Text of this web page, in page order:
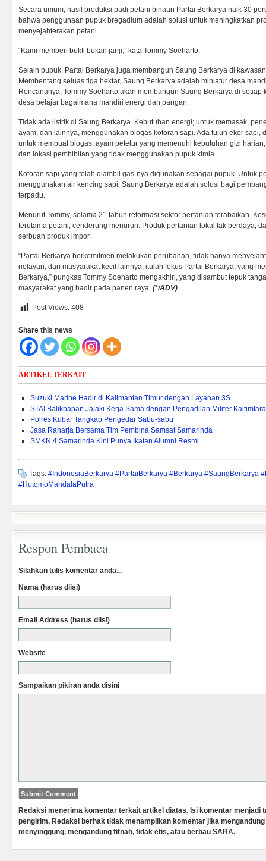
Secara umum, hasil produksi padi petani binaan Partai Berkarya naik 30
bahwa penggunaan pupuk bregadium adalah solusi untuk meningkatkan
menyejahterakan petani.
“Kami memberi bukti bukan janji,” kata Tommy Soeharto.
Selain pupuk, Partai Berkarya juga membangun Saung Berkarya di
Membentang seluas tiga hektar, Saung Berkarya adalah miniatur desa
Rencananya, Tommy Soeharto akan membangun Saung Berkarya di setiap
desa belajar bagaimana mandiri energi dan pangan.
Tidak ada listrik di Saung Berkarya. Kebutuhan energi; untuk memasak,
ayam, dan lainnya, menggunakan biogas kotoran sapi. Ada tujuh ekor sapi,
untuk membuat biogas, ayam petelur yang memenuhi kebutuhan gizi
dan lokasi pembibitan yang tidak menggunakan pupuk kimia.
Kotoran sapi yang telah diambil gas-nya digunakan sebagai pupuk. Untuk
menggunakan air kencing sapi. Saung Berkarya adalah solusi bagi
terpadu.
Menurut Tommy, selama 21 tahun reformasi sektor pertanian terabaikan.
terutama petani, cenderung menurun. Produk pertanian lokal tak berdaya,
serbuah produk impor.
“Partai Berkarya berkomitmen melakukan perubahan, tidak hanya
nelayan, dan masyarakat kecil lainnya, itulah fokus Partai Berkarya, yang
Berkarya,” pungkas Tommy Soeharto mengakhiri, yang disambut tepuk
masyarakat yang hadir pada panen raya. (*/ADV)
Post Views: 408
Share this news
ARTIKEL TERKAIT
Suzuki Marine Hadir di Kalimantan Timur dengan Layanan 3S
STAI Balikpapan Jajaki Kerja Sama dengan Pengadilan Militer Kaltimtara
Polres Kubar Tangkap Pengedar Sabu-sabu
Jasa Raharja Bersama Tim Pembina Samsat Samarinda
SMKN 4 Samarinda Kini Punya Ikatan Alumni Resmi
Tags: #IndonesiaBerkarya #PartaiBerkarya #Berkarya #SaungBerkarya
#HutomoMandalaPutra
Respon Pembaca
Silahkan tulis komentar anda...
Nama (harus diisi)
Email Address (harus diisi)
Website
Sampaikan pikiran anda disini
Redaksi menerima komentar terkait artikel diatas. Isi komentar menjadi
pengirim. Redaksi berhak tidak menampilkan komentar jika
menyinggung, mengandung fitnah, tidak etis, atau berbau SARA.